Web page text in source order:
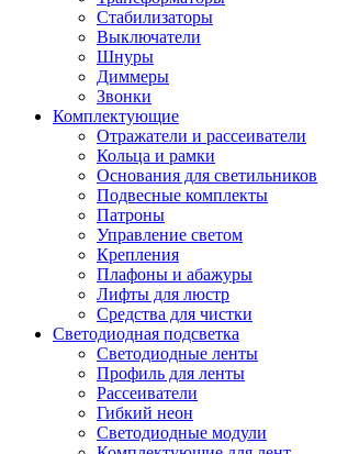
Стабилизаторы
Выключатели
Шнуры
Диммеры
Звонки
Комплектующие
Отражатели и рассеиватели
Кольца и рамки
Основания для светильников
Подвесные комплекты
Патроны
Управление светом
Крепления
Плафоны и абажуры
Лифты для люстр
Средства для чистки
Светодиодная подсветка
Светодиодные ленты
Профиль для ленты
Рассеиватели
Гибкий неон
Светодиодные модули